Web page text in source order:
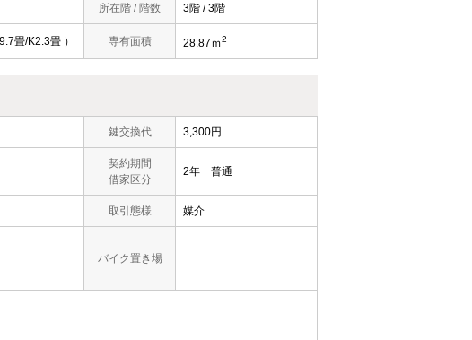
所在階 / 階数 3階 / 3階
畳/K2.3畳 ） 専有面積 28.87ｍ2
鍵交換代 3,300円
契約期間
借家区分
2年 普通
取引態様 媒介
バイク置き場